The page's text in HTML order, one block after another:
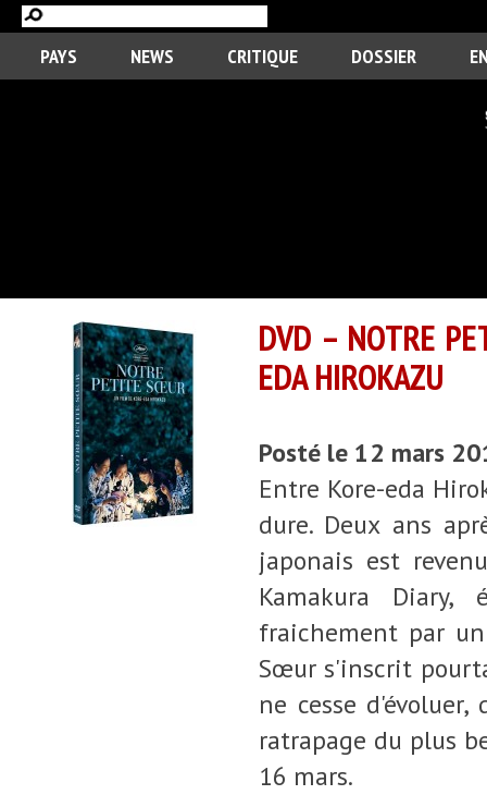
PAYS NEWS CRITIQUE DOSSIER
DVD – NOTRE
EDA HIROKAZU
Posté le 12 mars
Entre Kore-eda
dure. Deux ans
japonais est
Kamakura
fraichement par
Sœur s'inscrit
ne cesse
ratrapage du plus
16 mars.